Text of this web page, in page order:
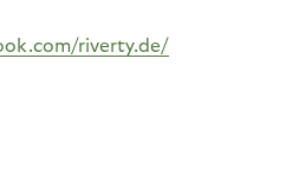
riverty.de/